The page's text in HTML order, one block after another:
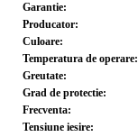
Garantie:
Producator:
Culoare:
Temperatura de operare:
Greutate:
Grad de protectie:
Frecventa:
Tensiune iesire: